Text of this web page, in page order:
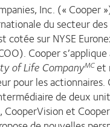
Inc. (« Cooper
du secteur
cotée sur NYSE
Cooper
of Life CompanyMCet
pour les actionnaires.
de deux
et